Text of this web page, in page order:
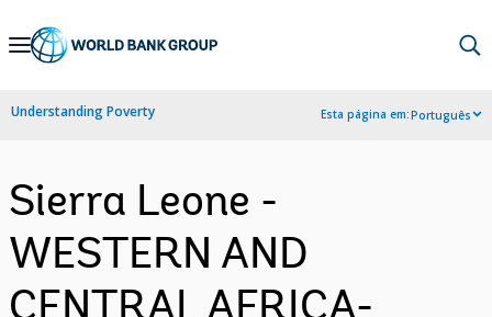
Skip
Navigation
Understanding Poverty Esta página em:Português
Sierra Leone -
WESTERN AND